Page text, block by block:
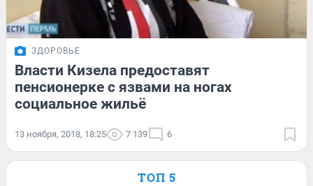
ЗДОРОВЬЕ
Власти Кизела предоставят
пенсионерке с язвами на ногах
социальное жильё
13 ноября, 2018, 18:25 7 139 6
ТОП 5